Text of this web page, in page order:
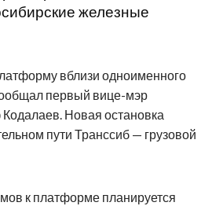
железные
вблизи одноименного
первый вице-мэр
Новая остановка
пути Транссиб — грузовой
к платформе планируется